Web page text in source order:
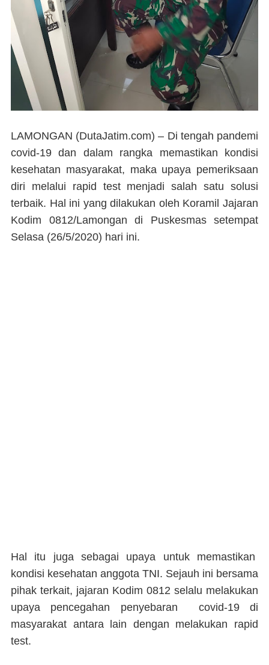
LAMONGAN (DutaJatim.com) – Di tengah pandemi
covid-19 dan dalam rangka memastikan kondisi
kesehatan masyarakat, maka upaya pemeriksaan
diri melalui rapid test menjadi salah satu solusi
terbaik. Hal ini yang dilakukan oleh Koramil Jajaran
Kodim 0812/Lamongan di Puskesmas setempat
Selasa (26/5/2020) hari ini.
Hal itu juga sebagai upaya untuk memastikan
kondisi kesehatan anggota TNI. Sejauh ini bersama
pihak terkait, jajaran Kodim 0812 selalu melakukan
upaya pencegahan penyebaran covid-19 di
masyarakat antara lain dengan melakukan rapid
test.